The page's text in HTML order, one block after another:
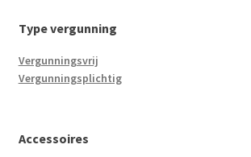
Type vergunning
Vergunningsvrij
Vergunningsplichtig
Accessoires